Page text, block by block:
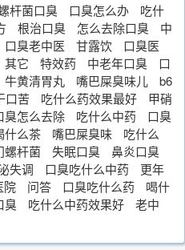
杆菌口臭 口臭怎么办
吃什
根治口臭 怎么去除口臭
中
口臭老中医 甘露饮
口臭医
其它 特效药 中老年口臭
口
牛黄清胃丸 嘴巴屎臭味儿
b6
口苦 吃什么药效果最好
甲硝
臭怎么去除 吃什么中药
口臭
什么茶 嘴巴屎臭味
吃什么
螺杆菌 失眠口臭
鼻炎口臭
失调 口臭吃什么中药
更年
院 问答 口臭吃什么药
喝什
臭 吃什么中药效果好
老中